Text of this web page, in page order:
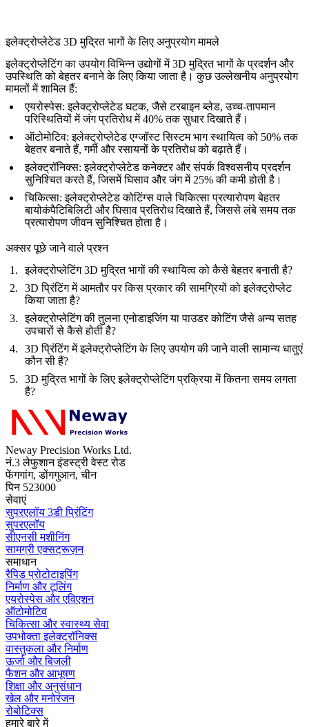
इलेक्ट्रोप्लेटेड 3D मुद्रित भागों के लिए अनुप्रयोग मामले
इलेक्ट्रोप्लेटिंग का उपयोग विभिन्न उद्योगों में 3D मुद्रित भागों के प्रदर्शन और
उपस्थिति को बेहतर बनाने के लिए किया जाता है। कुछ उल्लेखनीय अनुप्रयोग
मामलों में शामिल हैं:
एयरोस्पेस: इलेक्ट्रोप्लेटेड घटक, जैसे टरबाइन ब्लेड, उच्च-तापमान
परिस्थितियों में जंग प्रतिरोध में 40% तक सुधार दिखाते हैं।
ऑटोमोटिव: इलेक्ट्रोप्लेटेड एग्जॉस्ट सिस्टम भाग स्थायित्व को 50% तक
बेहतर बनाते हैं, गर्मी और रसायनों के प्रतिरोध को बढ़ाते हैं।
इलेक्ट्रॉनिक्स: इलेक्ट्रोप्लेटेड कनेक्टर और संपर्क विश्वसनीय प्रदर्शन
सुनिश्चित करते हैं, जिसमें घिसाव और जंग में 25% की कमी होती है।
चिकित्सा: इलेक्ट्रोप्लेटेड कोटिंग्स वाले चिकित्सा प्रत्यारोपण बेहतर
बायोकंपैटिबिलिटी और घिसाव प्रतिरोध दिखाते हैं, जिससे लंबे समय तक
प्रत्यारोपण जीवन सुनिश्चित होता है।
अक्सर पूछे जाने वाले प्रश्न
इलेक्ट्रोप्लेटिंग 3D मुद्रित भागों की स्थायित्व को कैसे बेहतर बनाती है?
3D प्रिंटिंग में आमतौर पर किस प्रकार की सामग्रियों को इलेक्ट्रोप्लेट
किया जाता है?
इलेक्ट्रोप्लेटिंग की तुलना एनोडाइजिंग या पाउडर कोटिंग जैसे अन्य सतह
उपचारों से कैसे होती है?
3D प्रिंटिंग में इलेक्ट्रोप्लेटिंग के लिए उपयोग की जाने वाली सामान्य धातुएं
कौन सी हैं?
3D मुद्रित भागों के लिए इलेक्ट्रोप्लेटिंग प्रक्रिया में कितना समय लगता
है?
Neway Precision Works Ltd.
नं.3 लेफुशान इंडस्ट्री वेस्ट रोड
फेंगगांग, डोंगगुआन, चीन
पिन 523000
सेवाएं
सुपरएलॉय 3डी प्रिंटिंग
सुपरएलॉय
सीएनसी मशीनिंग
सामग्री एक्सट्रूज़न
समाधान
रैपिड प्रोटोटाइपिंग
निर्माण और टूलिंग
एयरोस्पेस और एविएशन
ऑटोमोटिव
चिकित्सा और स्वास्थ्य सेवा
उपभोक्ता इलेक्ट्रॉनिक्स
वास्तुकला और निर्माण
ऊर्जा और बिजली
फैशन और आभूषण
शिक्षा और अनुसंधान
खेल और मनोरंजन
रोबोटिक्स
हमारे बारे में